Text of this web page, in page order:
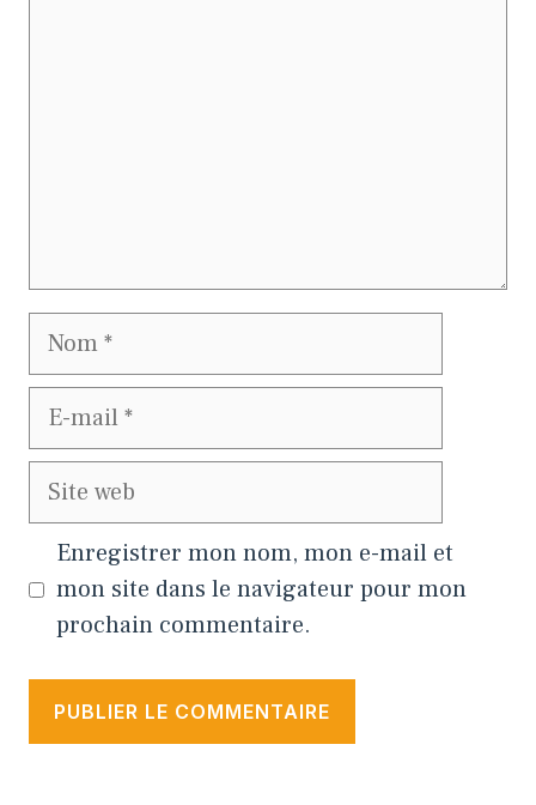
Nom
E-
mail
Site
web
Enregistrer mon nom, mon e-mail et
mon site dans le navigateur pour mon
prochain commentaire.